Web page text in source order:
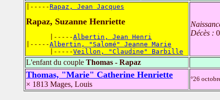
|-----Rapaz, Jean Jacques
Rapaz, Suzanne Henriette
      |-----
Albertin, Jean Henri
|-----Albertin, "Salomé" Jeanne Marie
      |-----
Veillon, "Claudine" Barbille
Décès :
L'enfant du couple Thomas - Rapaz
Thomas, "Marie" Catherine Henriette
× 1813 Mages, Louis
°26